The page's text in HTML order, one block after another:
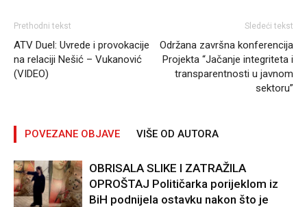
Prethodni tekst
ATV Duel: Uvrede i provokacije
na relaciji Nešić – Vukanović
(VIDEO)
Sledeći tekst
Održana završna konferencija
Projekta “Jačanje integriteta i
transparentnosti u javnom
sektoru”
POVEZANE OBJAVE VIŠE OD AUTORA
OBRISALA SLIKE I ZATRAŽILA
OPROŠTAJ Političarka porijeklom iz
BiH podnijela ostavku nakon što je